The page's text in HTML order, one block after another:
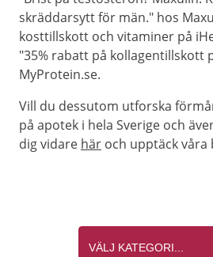
skräddarsytt för män." hos
kosttillskott och vitaminer på
"35% rabatt på kollagentillskott
MyProtein.se.
Vill du dessutom utforska
på apotek i hela Sverige och
dig vidare här och upptäck våra